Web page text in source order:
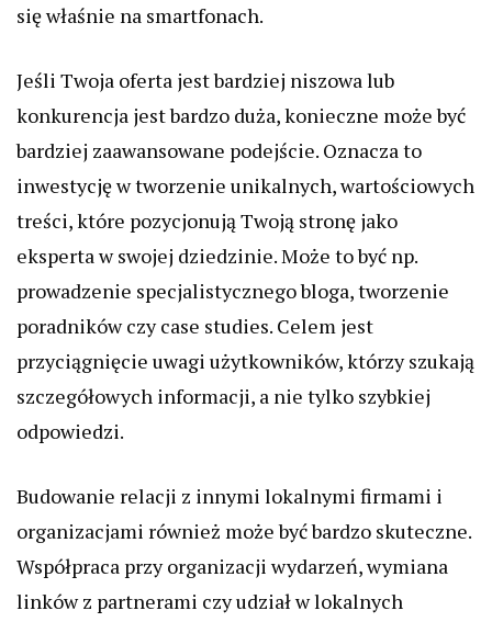
się właśnie na smartfonach.
Jeśli Twoja oferta jest bardziej niszowa lub
konkurencja jest bardzo duża, konieczne może być
bardziej zaawansowane podejście. Oznacza to
inwestycję w tworzenie unikalnych, wartościowych
treści, które pozycjonują Twoją stronę jako
eksperta w swojej dziedzinie. Może to być np.
prowadzenie specjalistycznego bloga, tworzenie
poradników czy case studies. Celem jest
przyciągnięcie uwagi użytkowników, którzy szukają
szczegółowych informacji, a nie tylko szybkiej
odpowiedzi.
Budowanie relacji z innymi lokalnymi firmami i
organizacjami również może być bardzo skuteczne.
Współpraca przy organizacji wydarzeń, wymiana
linków z partnerami czy udział w lokalnych